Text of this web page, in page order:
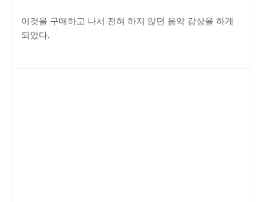
이것을 구매하고 나서 전혀 하지 않던 음악 감상을 하게
되었다.